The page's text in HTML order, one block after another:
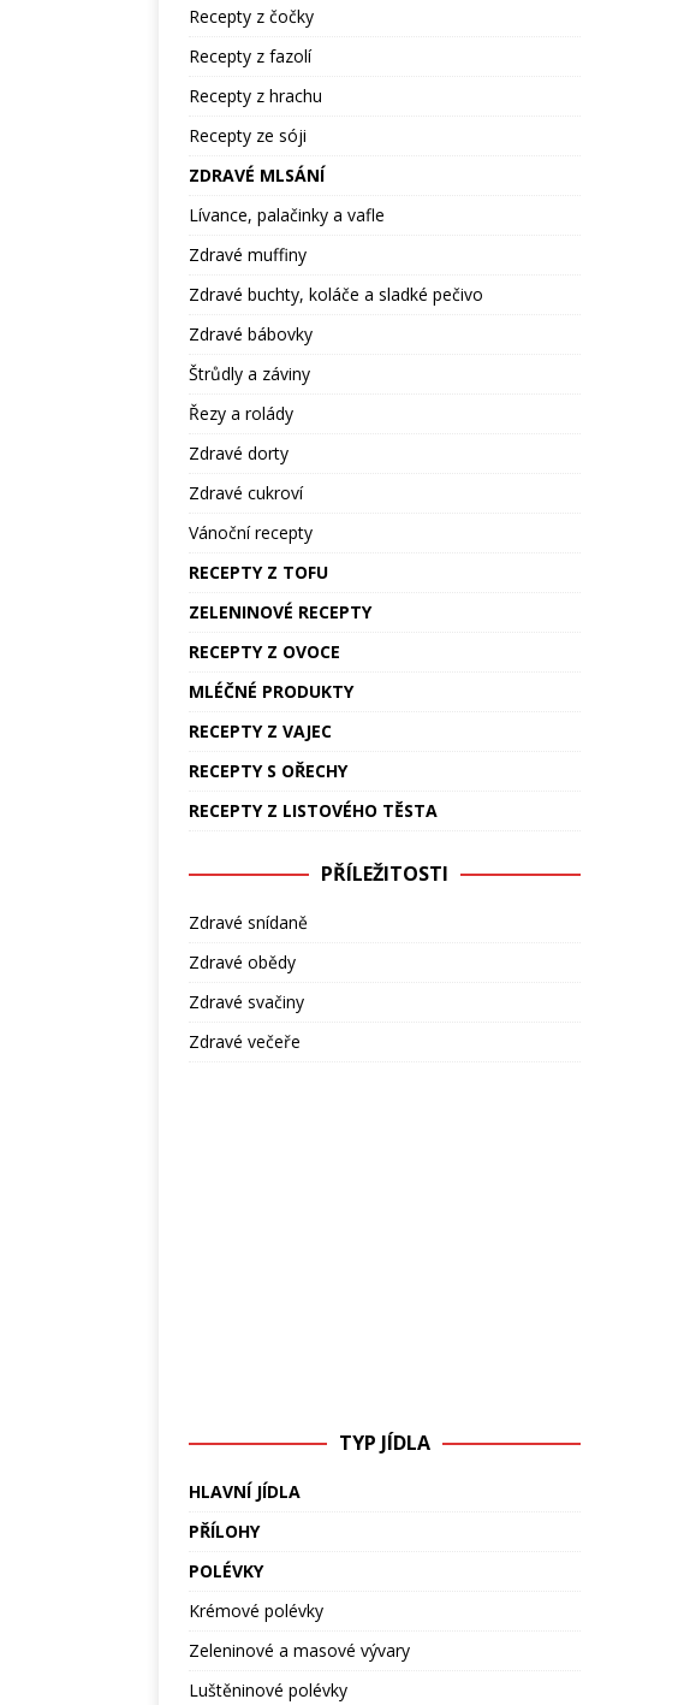
Recepty z čočky
Recepty z fazolí
Recepty z hrachu
Recepty ze sóji
ZDRAVÉ MLSÁNÍ
Lívance, palačinky a vafle
Zdravé muffiny
Zdravé buchty, koláče a sladké pečivo
Zdravé bábovky
Štrůdly a záviny
Řezy a rolády
Zdravé dorty
Zdravé cukroví
Vánoční recepty
RECEPTY Z TOFU
ZELENINOVÉ RECEPTY
RECEPTY Z OVOCE
MLÉČNÉ PRODUKTY
RECEPTY Z VAJEC
RECEPTY S OŘECHY
RECEPTY Z LISTOVÉHO TĚSTA
PŘÍLEŽITOSTI
Zdravé snídaně
Zdravé obědy
Zdravé svačiny
Zdravé večeře
TYP JÍDLA
HLAVNÍ JÍDLA
PŘÍLOHY
POLÉVKY
Krémové polévky
Zeleninové a masové vývary
Luštěninové polévky